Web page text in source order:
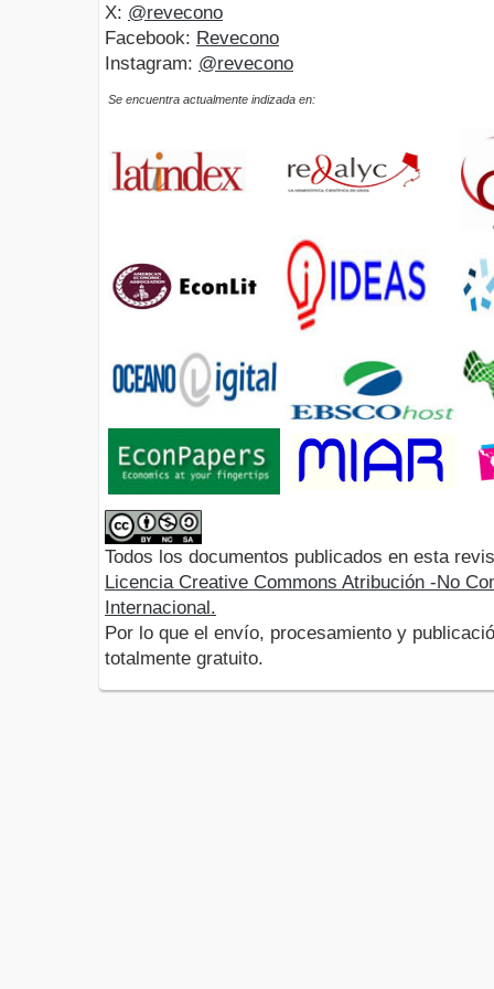
X: @revecono
Facebook: Revecono
Instagram: @revecono
Se encuentra actualmente indizada en:
Todos los documentos publicados en esta
Licencia Creative Commons Atribución -No
Internacional.
Por lo que el envío, procesamiento y
totalmente gratuito.